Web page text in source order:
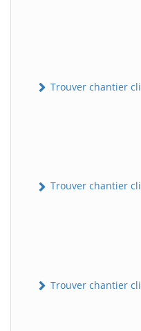
Trouver chantier
Trouver chantier
Trouver chantier